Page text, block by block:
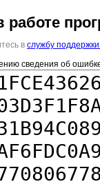
работе
в службу
сведения об